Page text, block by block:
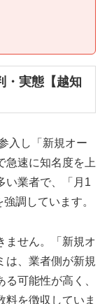
・実態【越知
入し「新規オー
急速に知名度を上
い業者で、「月1
調しています。
ません。「新規オ
は、業者側が新規
可能性が高く、
料を徴収していま